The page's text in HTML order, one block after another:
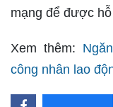
mạng để được
Xem thêm:
công nhân lao